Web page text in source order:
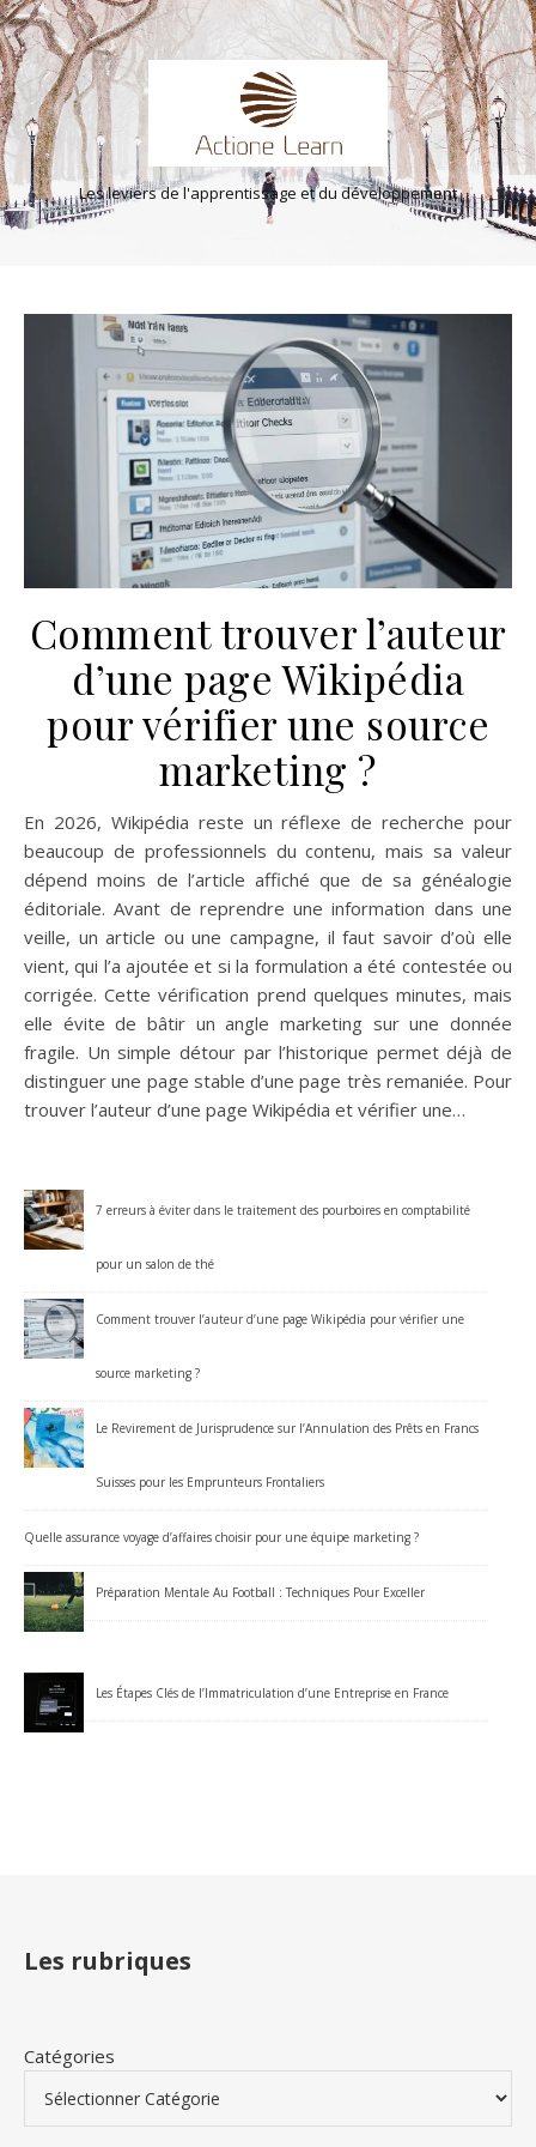
Les leviers de l'apprentissage et du développement
Comment trouver l’auteur
d’une page Wikipédia
pour vérifier une source
marketing ?
En 2026, Wikipédia reste un réflexe de recherche pour
beaucoup de professionnels du contenu, mais sa valeur
dépend moins de l’article affiché que de sa généalogie
éditoriale. Avant de reprendre une information dans une
veille, un article ou une campagne, il faut savoir d’où elle
vient, qui l’a ajoutée et si la formulation a été contestée ou
corrigée. Cette vérification prend quelques minutes, mais
elle évite de bâtir un angle marketing sur une donnée
fragile. Un simple détour par l’historique permet déjà de
distinguer une page stable d’une page très remaniée. Pour
trouver l’auteur d’une page Wikipédia et vérifier une…
7 erreurs à éviter dans le traitement des pourboires en comptabilité
pour un salon de thé
Comment trouver l’auteur d’une page Wikipédia pour vérifier une
source marketing ?
Le Revirement de Jurisprudence sur l’Annulation des Prêts en Francs
Suisses pour les Emprunteurs Frontaliers
Quelle assurance voyage d’affaires choisir pour une équipe marketing ?
Préparation Mentale Au Football : Techniques Pour Exceller
Les Étapes Clés de l’Immatriculation d’une Entreprise en France
Les rubriques
Catégories